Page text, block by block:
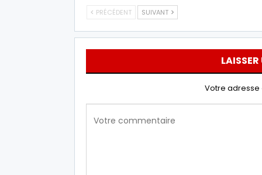
PRÉCÉDENT SUIVANT
Votre adresse